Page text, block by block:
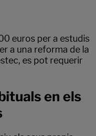
euros per a estudis
a una reforma de la
es pot requerir
en els